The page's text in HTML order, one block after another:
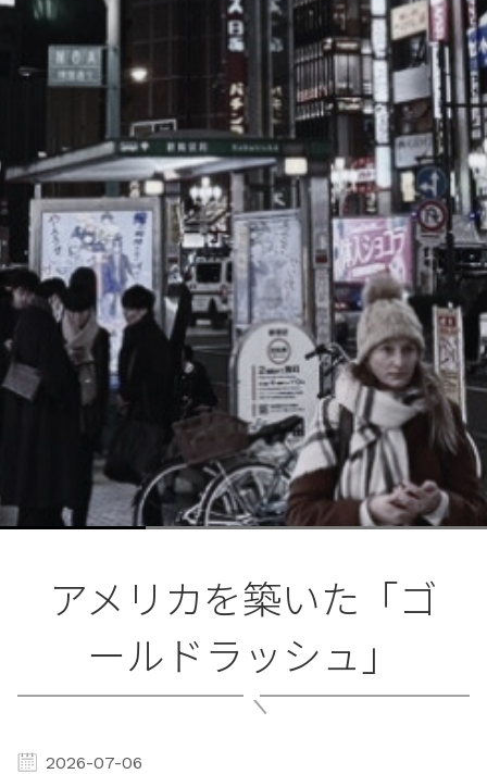
アメリカを築いた「ゴ
ールドラッシュ」
2026-07-06